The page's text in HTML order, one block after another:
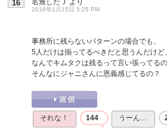
16
2016年1月15日 5:25 PM
事務所に残らないパターンの場合でも、
5人だけは揃ってるべきだと思うんだけど、
なんでキムタクは残るって言い張ってる
そんなにジャニさんに恩義感じてるの？
それな！ 144 うーん…